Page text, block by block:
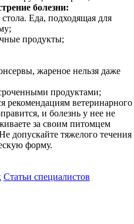
болезни:
Еда, подходящая для
продукты;
жареное нельзя даже
продуктами;
рекомендациям ветеринарного
и болезнь у нее не
за своим питомцем
допускайте тяжелого течения
форму.
Статьи специалистов